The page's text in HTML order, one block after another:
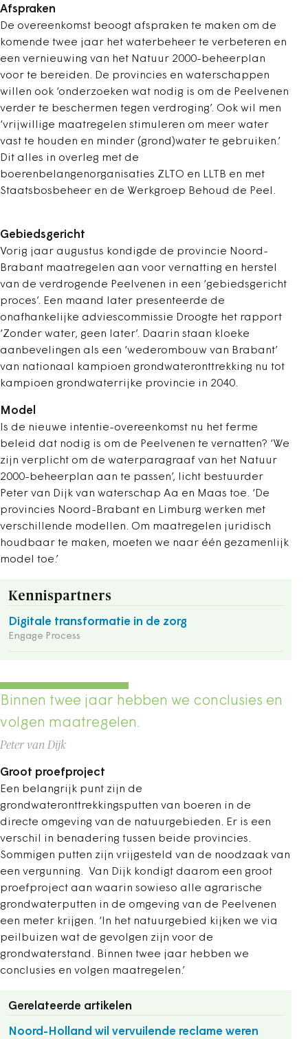
Afspraken
De overeenkomst beoogt afspraken te maken om de
komende twee jaar het waterbeheer te verbeteren en
een vernieuwing van het Natuur 2000-beheerplan
voor te bereiden. De provincies en waterschappen
willen ook ‘onderzoeken wat nodig is om de Peelvenen
verder te beschermen tegen verdroging’. Ook wil men
‘vrijwillige maatregelen stimuleren om meer water
vast te houden en minder (grond)water te gebruiken.’
Dit alles in overleg met de
boerenbelangenorganisaties ZLTO en LLTB en met
Staatsbosbeheer en de Werkgroep Behoud de Peel.
Gebiedsgericht
Vorig jaar augustus kondigde de provincie Noord-
Brabant maatregelen aan voor vernatting en herstel
van de verdrogende Peelvenen in een ‘gebiedsgericht
proces’. Een maand later presenteerde de
onafhankelijke adviescommissie Droogte het rapport
‘Zonder water, geen later’. Daarin staan kloeke
aanbevelingen als een ‘wederombouw van Brabant’
van nationaal kampioen grondwateronttrekking nu tot
kampioen grondwaterrijke provincie in 2040.
Model
Is de nieuwe intentie-overeenkomst nu het ferme
beleid dat nodig is om de Peelvenen te vernatten? ‘We
zijn verplicht om de waterparagraaf van het Natuur
2000-beheerplan aan te passen’, licht bestuurder
Peter van Dijk van waterschap Aa en Maas toe. ‘De
provincies Noord-Brabant en Limburg werken met
verschillende modellen. Om maatregelen juridisch
houdbaar te maken, moeten we naar één gezamenlijk
model toe.’
Kennispartners
Digitale transformatie in de zorg
Engage Process
Binnen twee jaar hebben we conclusies en
volgen maatregelen.
Peter van Dijk
Groot proefproject
Een belangrijk punt zijn de
grondwateronttrekkingsputten van boeren in de
directe omgeving van de natuurgebieden. Er is een
verschil in benadering tussen beide provincies.
Sommigen putten zijn vrijgesteld van de noodzaak van
een vergunning. Van Dijk kondigt daarom een groot
proefproject aan waarin sowieso alle agrarische
grondwaterputten in de omgeving van de Peelvenen
een meter krijgen. ‘In het natuurgebied kijken we via
peilbuizen wat de gevolgen zijn voor de
grondwaterstand. Binnen twee jaar hebben we
conclusies en volgen maatregelen.’
Gerelateerde artikelen
Noord-Holland wil vervuilende reclame weren